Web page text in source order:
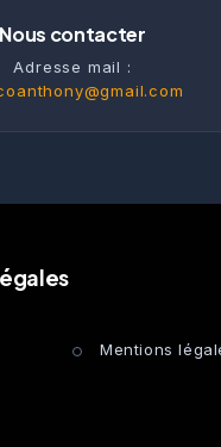
Nous contacter
Adresse mail :
Mentions